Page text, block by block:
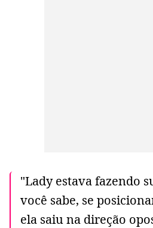
"Lady estava fazendo
você sabe, se
ela saiu na direção